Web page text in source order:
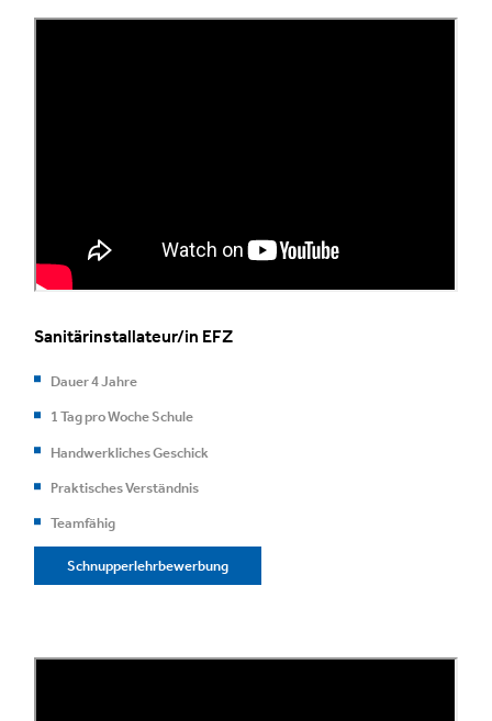
Sanitärinstallateur/in EFZ
Dauer 4 Jahre
1 Tag pro Woche Schule
Handwerkliches Geschick
Praktisches Verständnis
Teamfähig
Schnupperlehrbewerbung